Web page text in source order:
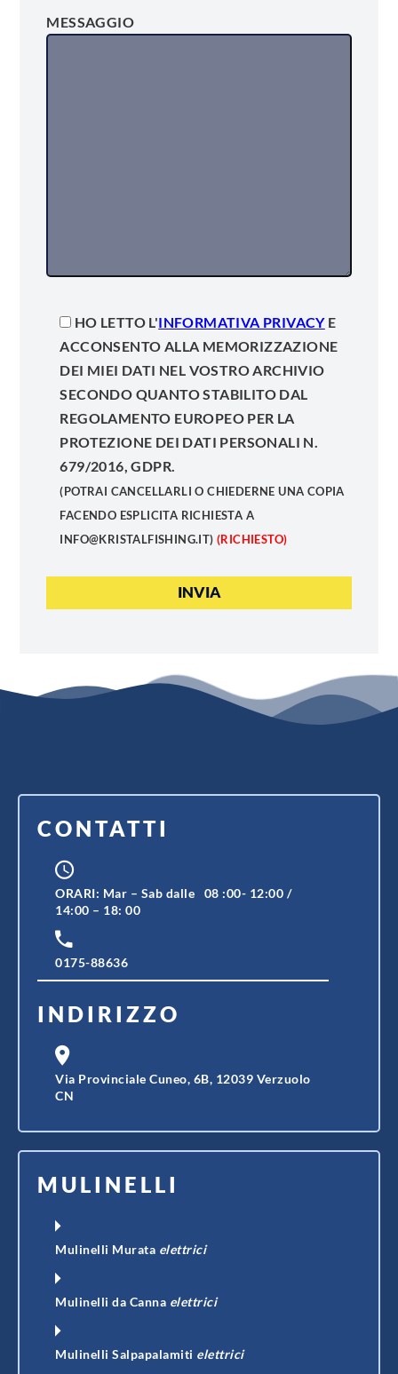
MESSAGGIO
HO LETTO L'INFORMATIVA PRIVACYE
ACCONSENTO ALLA MEMORIZZAZIONE
DEI MIEI DATI NEL VOSTRO ARCHIVIO
SECONDO QUANTO STABILITO DAL
REGOLAMENTO EUROPEO PER LA
PROTEZIONE DEI DATI PERSONALI N.
679/2016, GDPR.
(POTRAI CANCELLARLI O CHIEDERNE UNA COPIA
FACENDO ESPLICITA RICHIESTA A
INFO@KRISTALFISHING.IT) (RICHIESTO)
CONTATTI
ORARI: Mar – Sab dalle 08 :00- 12:00 /
14:00 – 18: 00
0175-88636
INDIRIZZO
Via Provinciale Cuneo, 6B, 12039 Verzuolo
CN
MULINELLI
Mulinelli Murata elettrici
Mulinelli da Canna elettrici
Mulinelli Salpapalamiti elettrici